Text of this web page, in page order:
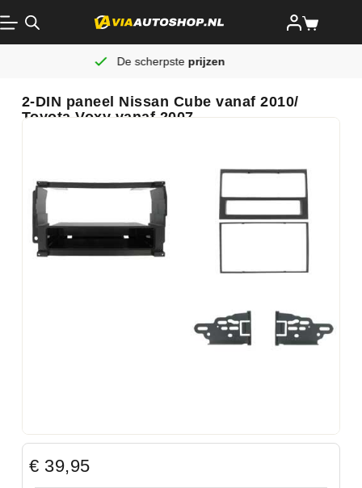
De scherpsteprijzen
2-DIN paneel Nissan Cube vanaf 2010/
Toyota Voxy vanaf 2007
€ 39,95